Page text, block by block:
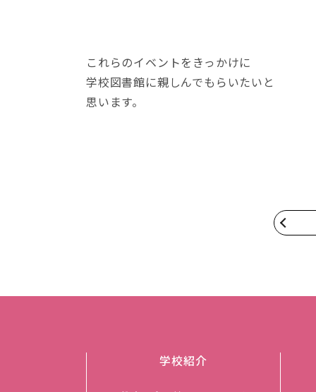
これらのイベントをきっかけに
学校図書館に親しんでもらいたいと
思います。
学校紹介